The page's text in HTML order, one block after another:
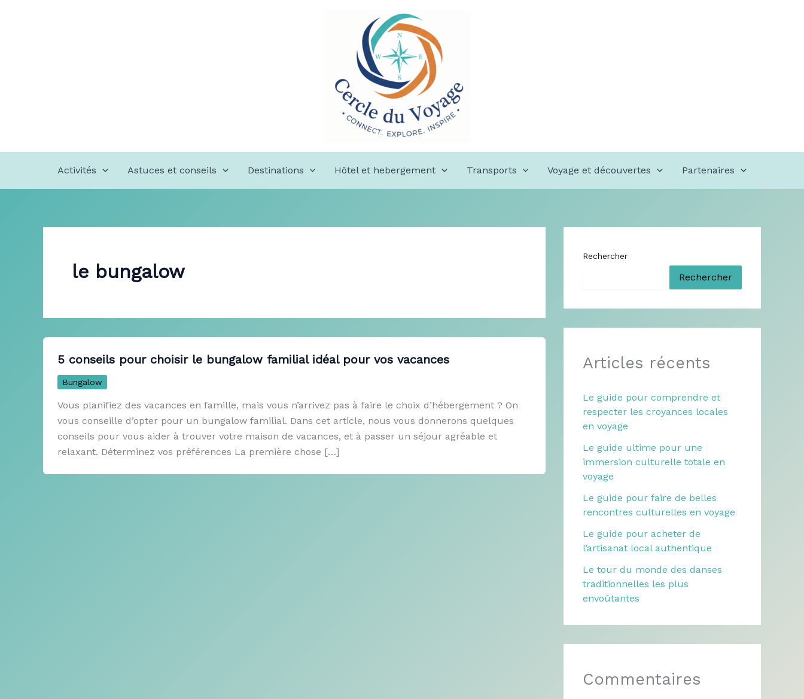
Activités Astuces et conseils Destinations Hôtel et hebergement Transports Voyage et découvertes Partenaires
le bungalow
5 conseils pour choisir le bungalow familial idéal pour vos vacances
Bungalow
Vous planifiez des vacances en famille, mais vous n’arrivez pas à faire le choix d’hébergement ? On
vous conseille d’opter pour un bungalow familial. Dans cet article, nous vous donnerons quelques
conseils pour vous aider à trouver votre maison de vacances, et à passer un séjour agréable et
relaxant. Déterminez vos préférences La première chose […]
Rechercher
Rechercher
Articles récents
Le guide pour comprendre et
respecter les croyances locales
en voyage
Le guide ultime pour une
immersion culturelle totale en
voyage
Le guide pour faire de belles
rencontres culturelles en voyage
Le guide pour acheter de
l’artisanat local authentique
Le tour du monde des danses
traditionnelles les plus
envoûtantes
Commentaires